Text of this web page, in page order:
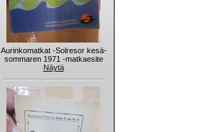
Aurinkomatkat -Solresor kesä-
sommaren 1971 -matkaesite
Näytä